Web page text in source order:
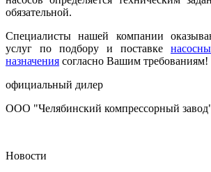
обязательной.
Специалисты нашей компании
услуг по подбору и поставке
назначения согласно Вашим требованиям!
официальный дилер
ООО "Челябинский компрессорный
Новости